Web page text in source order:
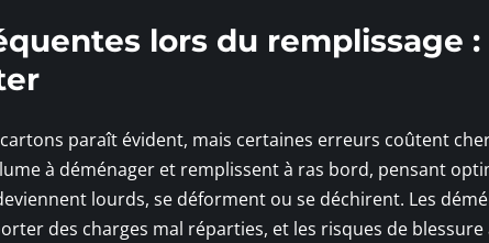
lors du remplissage :
paraît évident, mais certaines erreurs coûtent
à déménager et remplissent à ras bord, pensant
lourds, se déforment ou se déchirent. Les
des charges mal réparties, et les risques de